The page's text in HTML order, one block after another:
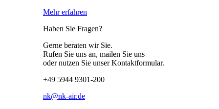
Mehr erfahren
Haben Sie Fragen?
Gerne beraten wir Sie.
Rufen Sie uns an, mailen Sie uns
oder nutzen Sie unser Kontaktformular.
+49 5944 9301-200
nk@nk-air.de